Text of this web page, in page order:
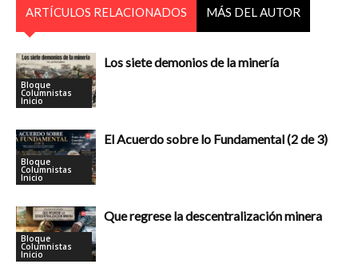
ARTÍCULOS RELACIONADOS MÁS DEL AUTOR
Bloque
Columnistas
Inicio
Los siete demonios de la minería
Bloque
Columnistas
Inicio
El Acuerdo sobre lo Fundamental (2 de 3)
Bloque
Columnistas
Inicio
Que regrese la descentralización minera